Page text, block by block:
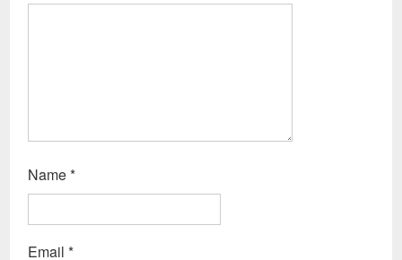
Name*
Email*